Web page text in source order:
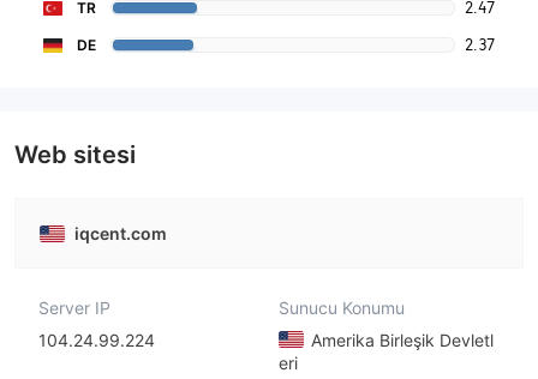
TR 2.47
DE 2.37
Web sitesi
iqcent.com
Server IP
104.24.99.224
Sunucu Konumu
Amerika Birleşik Devletl
eri